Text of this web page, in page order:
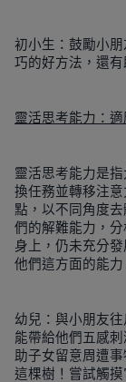
初小生：鼓勵小
巧的好方法，還
靈活思考能力：適
靈活思考能力是
換任務並轉移注
點，以不同角度
們的解難能力，
身上，仍未充分
他們這方面的能力
幼兒：與小朋友
能帶給他們五感
助子女留意周遭
這棵樹！嘗試觸